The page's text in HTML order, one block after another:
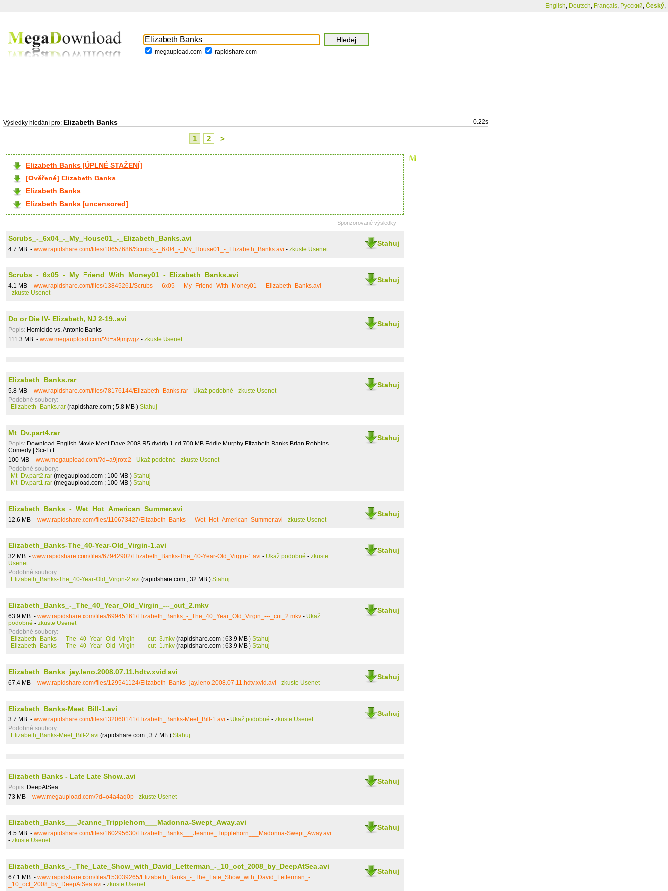
English, Deutsch, Français, Русский, Český,
megaupload.com rapidshare.com
Výsledky hledání pro: Elizabeth Banks 0.22s
1 2 >
Elizabeth Banks [ÚPLNÉ STAŽENÍ]
[Ověřené] Elizabeth Banks
Elizabeth Banks
Elizabeth Banks [uncensored]
Sponzorované výsledky
Stahuj
Scrubs_-_6x04_-_My_House01_-_Elizabeth_Banks.avi
4.7 MB - www.rapidshare.com/files/10657686/Scrubs_-_6x04_-_My_House01_-_Elizabeth_Banks.avi - zkuste Usenet
Stahuj
Scrubs_-_6x05_-_My_Friend_With_Money01_-_Elizabeth_Banks.avi
4.1 MB - www.rapidshare.com/files/13845261/Scrubs_-_6x05_-_My_Friend_With_Money01_-_Elizabeth_Banks.avi
- zkuste Usenet
Stahuj
Do or Die IV- Elizabeth, NJ 2-19..avi
Popis: Homicide vs. Antonio Banks
111.3 MB - www.megaupload.com/?d=a9jmjwgz - zkuste Usenet
Stahuj
Elizabeth_Banks.rar
5.8 MB - www.rapidshare.com/files/78176144/Elizabeth_Banks.rar - Ukaž podobné - zkuste Usenet
Podobné soubory:
Elizabeth_Banks.rar (rapidshare.com ; 5.8 MB ) Stahuj
Stahuj
Mt_Dv.part4.rar
Popis: Download English Movie Meet Dave 2008 R5 dvdrip 1 cd 700 MB Eddie Murphy Elizabeth Banks Brian Robbins
Comedy | Sci-Fi E..
100 MB - www.megaupload.com/?d=a9jrotc2 - Ukaž podobné - zkuste Usenet
Podobné soubory:
Mt_Dv.part2.rar (megaupload.com ; 100 MB ) Stahuj
Mt_Dv.part1.rar (megaupload.com ; 100 MB ) Stahuj
Stahuj
Elizabeth_Banks_-_Wet_Hot_American_Summer.avi
12.6 MB - www.rapidshare.com/files/110673427/Elizabeth_Banks_-_Wet_Hot_American_Summer.avi - zkuste Usenet
Stahuj
Elizabeth_Banks-The_40-Year-Old_Virgin-1.avi
32 MB - www.rapidshare.com/files/67942902/Elizabeth_Banks-The_40-Year-Old_Virgin-1.avi - Ukaž podobné - zkuste
Usenet
Podobné soubory:
Elizabeth_Banks-The_40-Year-Old_Virgin-2.avi (rapidshare.com ; 32 MB ) Stahuj
Stahuj
Elizabeth_Banks_-_The_40_Year_Old_Virgin_---_cut_2.mkv
63.9 MB - www.rapidshare.com/files/69945161/Elizabeth_Banks_-_The_40_Year_Old_Virgin_---_cut_2.mkv - Ukaž
podobné - zkuste Usenet
Podobné soubory:
Elizabeth_Banks_-_The_40_Year_Old_Virgin_---_cut_3.mkv (rapidshare.com ; 63.9 MB ) Stahuj
Elizabeth_Banks_-_The_40_Year_Old_Virgin_---_cut_1.mkv (rapidshare.com ; 63.9 MB ) Stahuj
Stahuj
Elizabeth_Banks_jay.leno.2008.07.11.hdtv.xvid.avi
67.4 MB - www.rapidshare.com/files/129541124/Elizabeth_Banks_jay.leno.2008.07.11.hdtv.xvid.avi - zkuste Usenet
Stahuj
Elizabeth_Banks-Meet_Bill-1.avi
3.7 MB - www.rapidshare.com/files/132060141/Elizabeth_Banks-Meet_Bill-1.avi - Ukaž podobné - zkuste Usenet
Podobné soubory:
Elizabeth_Banks-Meet_Bill-2.avi (rapidshare.com ; 3.7 MB ) Stahuj
Stahuj
Elizabeth Banks - Late Late Show..avi
Popis: DeepAtSea
73 MB - www.megaupload.com/?d=o4a4aq0p - zkuste Usenet
Stahuj
Elizabeth_Banks___Jeanne_Tripplehorn___Madonna-Swept_Away.avi
4.5 MB - www.rapidshare.com/files/160295630/Elizabeth_Banks___Jeanne_Tripplehorn___Madonna-Swept_Away.avi
- zkuste Usenet
Stahuj
Elizabeth_Banks_-_The_Late_Show_with_David_Letterman_-_10_oct_2008_by_DeepAtSea.avi
67.1 MB - www.rapidshare.com/files/153039265/Elizabeth_Banks_-_The_Late_Show_with_David_Letterman_-
_10_oct_2008_by_DeepAtSea.avi - zkuste Usenet